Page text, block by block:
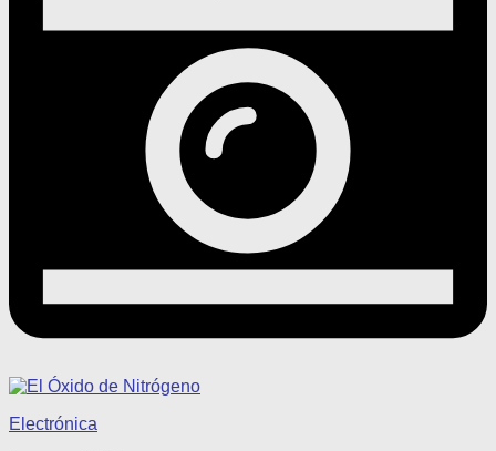
Electrónica